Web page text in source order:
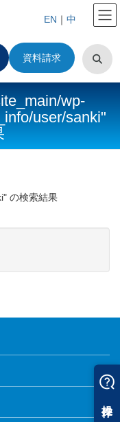
EN ｜ 中
資料請求
wp-
user/sanki"
の検索結果